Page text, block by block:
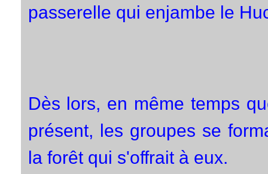
passerelle qui enjambe le
Dès lors, en même temps
présent, les groupes se
la forêt qui s'offrait à eux.